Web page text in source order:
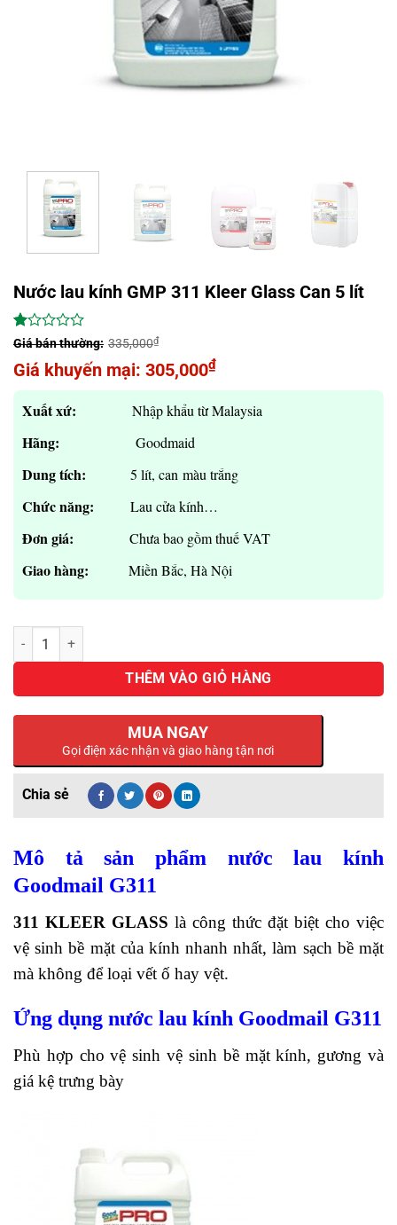
Nước lau kính GMP 311 Kleer Glass Can 5 lít
1.00
5
trên
1
đánh
335,000₫
Giá
gốc
là:
335,000₫.
305,000₫
Giá
hiện
tại
là:
305,000₫.
Xuất xứ: Nhập khẩu từ Malaysia
Hãng: Goodmaid
Dung tích: 5 lít, can màu trắng
Chức năng: Lau cửa kính…
Đơn giá: Chưa bao gồm thuế VAT
Giao hàng: Miền Bắc, Hà Nội
Nước lau kính GMP 311 Kleer Glass Can 5 lít số lượng
THÊM VÀO GIỎ HÀNG
MUA NGAY
Gọi điện xác nhận và giao hàng tận nơi
Mô tả sản phẩm nước lau kính
Goodmail G311
311 KLEER GLASS là công thức đặt biệt cho việc
vệ sinh bề mặt của kính nhanh nhất, làm sạch bề mặt
mà không để loại vết ố hay vệt.
Ứng dụng nước lau kính Goodmail G311
Phù hợp cho vệ sinh vệ sinh bề mặt kính, gương và
giá kệ trưng bày